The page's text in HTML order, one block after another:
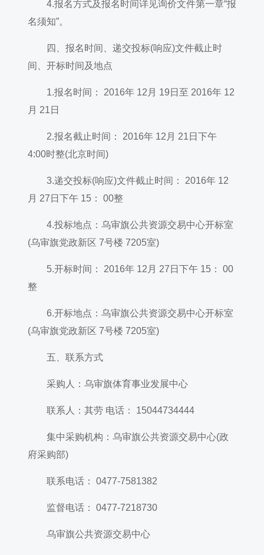
4.报名方式及报名时间详见询价文件第一章“报
名须知”。
四、报名时间、递交投标(响应)文件截止时
间、开标时间及地点
1.报名时间： 2016年 12月 19日至 2016年 12
月 21日
2.报名截止时间： 2016年 12月 21日下午
4:00时整(北京时间)
3.递交投标(响应)文件截止时间： 2016年 12
月 27日下午 15： 00整
4.投标地点：乌审旗公共资源交易中心开标室
(乌审旗党政新区 7号楼 7205室)
5.开标时间： 2016年 12月 27日下午 15： 00
整
6.开标地点：乌审旗公共资源交易中心开标室
(乌审旗党政新区 7号楼 7205室)
五、联系方式
采购人：乌审旗体育事业发展中心
联系人：其劳 电话： 15044734444
集中采购机构：乌审旗公共资源交易中心(政
府采购部)
联系电话： 0477-7581382
监督电话： 0477-7218730
乌审旗公共资源交易中心